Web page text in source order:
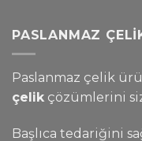
PASLANMAZ
Paslanmaz çelik
çelik çözümlerini
Başlıca tedariğini